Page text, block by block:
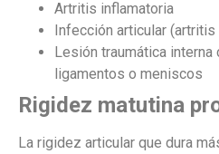
Artritis inflamatoria
Infección articular
Lesión traumática interna
ligamentos o meniscos
Rigidez matutina
La rigidez articular que dura